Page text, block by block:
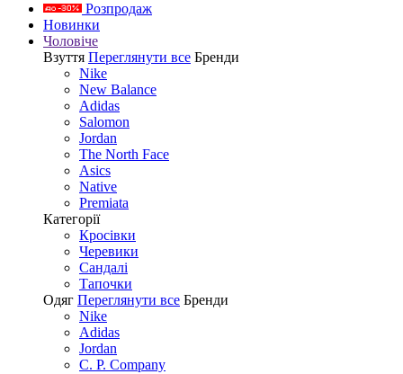
Розпродаж
Новинки
Чоловіче
Взуття Переглянути все Бренди
Nike
New Balance
Adidas
Salomon
Jordan
The North Face
Asics
Native
Premiata
Категорії
Кросівки
Черевики
Сандалі
Tапочки
Одяг Переглянути все Бренди
Nike
Adidas
Jordan
C. P. Company